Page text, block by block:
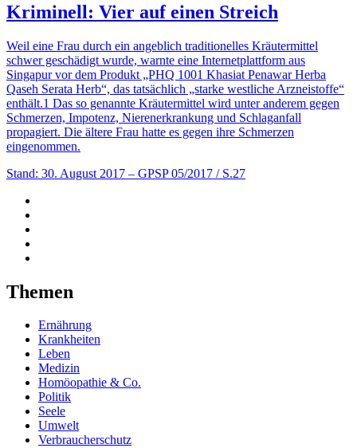
Kriminell: Vier auf einen Streich
Weil eine Frau durch ein angeblich traditionelles Kräutermittel
schwer geschädigt wurde, warnte eine Internetplattform aus
Singapur vor dem Produkt „PHQ 1001 Khasiat Penawar Herba
Qaseh Serata Herb“, das tatsächlich „starke westliche Arzneistoffe“
enthält.1 Das so genannte Kräutermittel wird unter anderem gegen
Schmerzen, Impotenz, Nierenerkrankung und Schlaganfall
propagiert. Die ältere Frau hatte es gegen ihre Schmerzen
eingenommen.
Stand: 30. August 2017 – GPSP 05/2017 / S.27
Themen
Ernährung
Krankheiten
Leben
Medizin
Homöopathie & Co.
Politik
Seele
Umwelt
Verbraucherschutz